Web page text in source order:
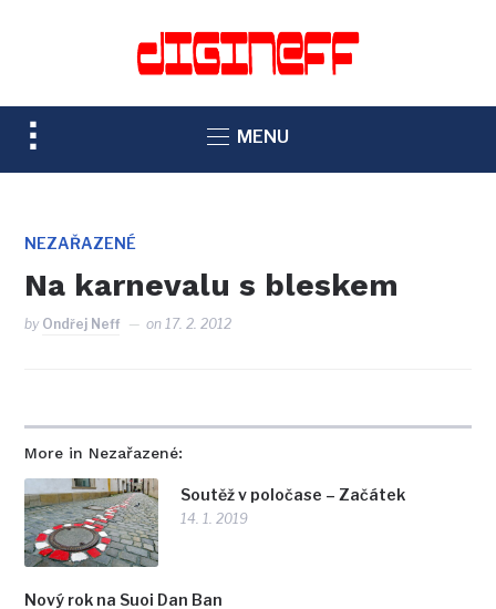
TOGGLE
SIDEBAR
NAVIGATION
MENU
NEZAŘAZENÉ
Na karnevalu s bleskem
by Ondřej Neff on17. 2. 2012
More in Nezařazené:
Soutěž v poločase – Začátek
14. 1. 2019
Nový rok na Suoi Dan Ban